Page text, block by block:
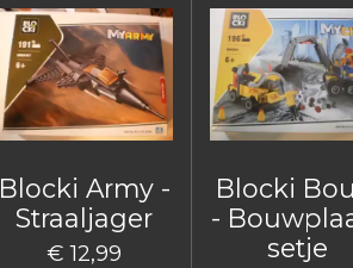
Blocki Army -
Straaljager
€ 12,99
Blocki
-
setje